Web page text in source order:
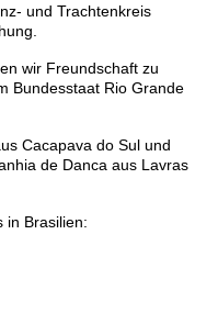
und Trachtenkreis
wir Freundschaft zu
Bundesstaat Rio Grande
Cacapava do Sul und
de Danca aus Lavras
in Brasilien: